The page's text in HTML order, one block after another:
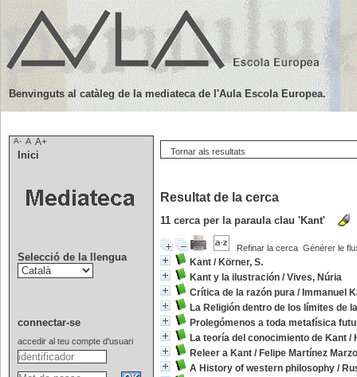
Tornar als resultats
Resultat de la cerca
11 cerca per la paraula clau 'Kant'
Refinar la cerca Générer le
Kant / Körner, S.
Kant y la ilustración /Vives, Núria
Crítica de la razón pura / Immanuel
La Religión dentro de los límites de
Prolegómenos a toda metafísica
La teoría del conocimiento de Kant /
Releer a Kant / Felipe Martínez
A History of western philosophy /
Benvinguts al catàleg de la mediateca de l'Aula Escola Europea.
A- A A+
Inici
Selecció de la llengua
connectar-se
accedir al teu compte d'usuari